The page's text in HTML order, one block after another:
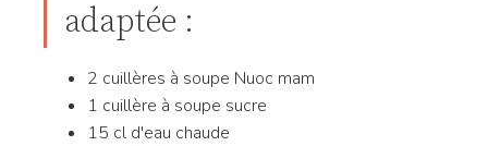
adaptée :
2 cuillères à soupe Nuoc mam
1 cuillère à soupe sucre
15 cl d'eau chaude